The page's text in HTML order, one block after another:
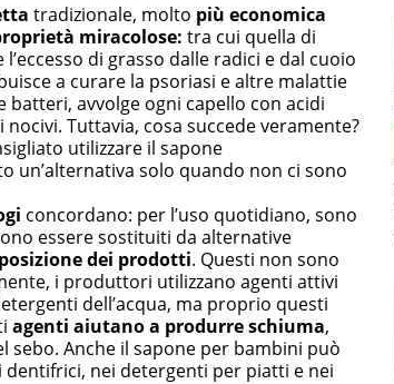
tradizionale, molto più economica
miracolose: tra cui quella di
di grasso dalle radici e dal cuoio
a curare la psoriasi e altre malattie
avvolge ogni capello con acidi
Tuttavia, cosa succede veramente?
utilizzare il sapone
un’alternativa solo quando non ci sono
concordano: per l’uso quotidiano, sono
essere sostituiti da alternative
dei prodotti. Questi non sono
i produttori utilizzano agenti attivi
dell’acqua, ma proprio questi
agenti aiutano a produrre schiuma,
Anche il sapone per bambini può
nei detergenti per piatti e nei